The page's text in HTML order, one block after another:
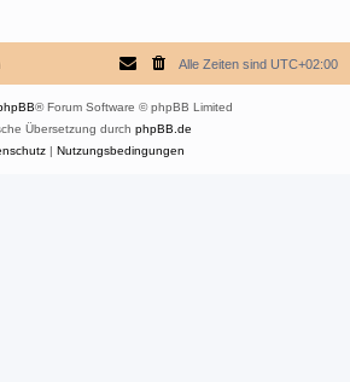
Alle Zeiten sind UTC+02:00
® Forum Software © phpBB Limited
Übersetzung durch phpBB.de
| Nutzungsbedingungen